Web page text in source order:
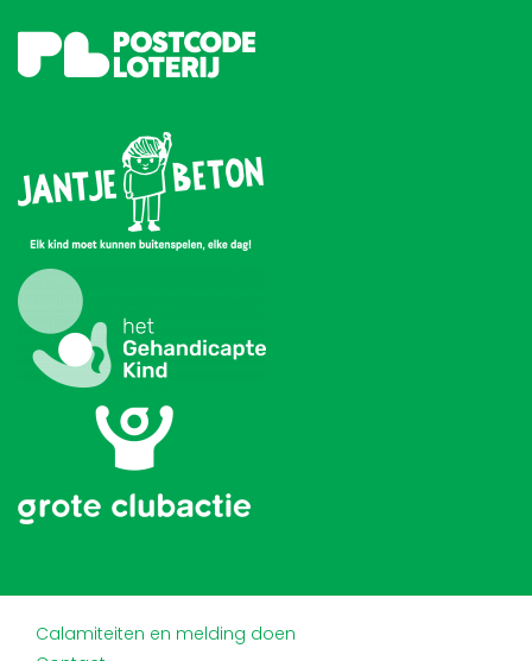
Calamiteiten en melding doen